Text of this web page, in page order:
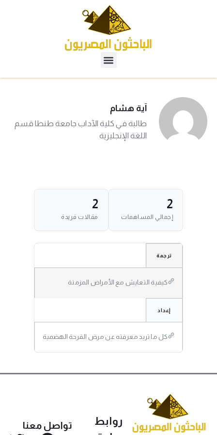
آية هشام
طالبة في كلية الآداب جامعة طنطا قسم
اللغة الإنجليزية
2
إجمالي المساهمات
2
مقالات فريدة
ترجمة
كيفية التعايش مع الأمراض المزمنة
إعداد
كل ما تريد معرفته عن مرض القرحة الهضمية
روابط
تواصل معنا